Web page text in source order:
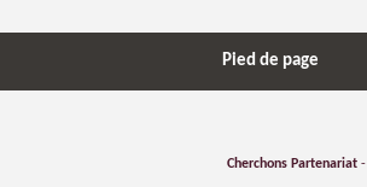
Pied de page
Cherchons Partenariat-